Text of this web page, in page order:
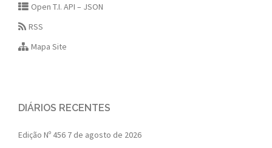
Open T.I. API – JSON
RSS
Mapa Site
DIÁRIOS RECENTES
Edição Nº 456 7 de agosto de 2026